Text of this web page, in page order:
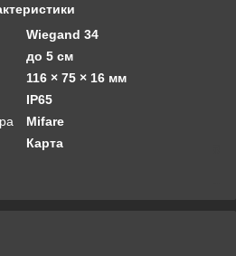
Wiegand 34
до 5 см
116 × 75 × 16 мм
IP65
Mifare
Карта